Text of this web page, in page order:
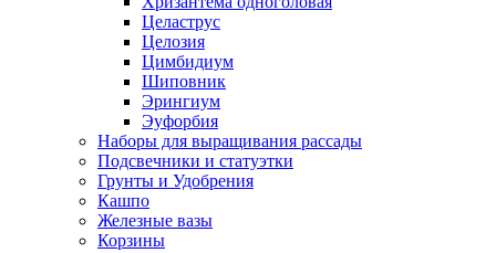
Целаструс
Целозия
Цимбидиум
Шиповник
Эрингиум
Эуфорбия
Наборы для выращивания рассады
Подсвечники и статуэтки
Грунты и Удобрения
Кашпо
Железные вазы
Корзины